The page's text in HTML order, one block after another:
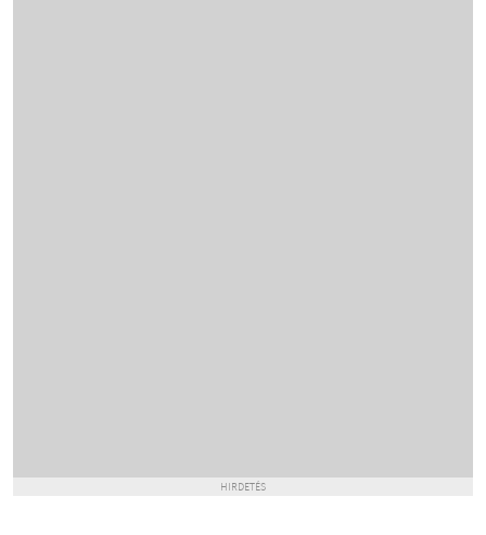
HIRDETÉS